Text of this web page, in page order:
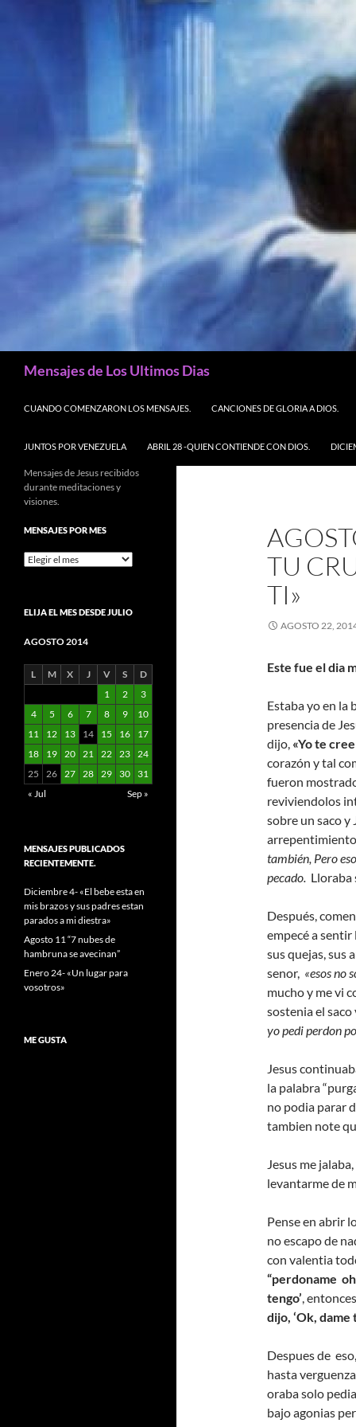
Mensajes de Los Ultimos Dias
CUANDO COMENZARON LOS MENSAJES.
CANCIONES DE GLORIA A DIOS.
JUNTOS POR VENEZUELA ABRIL 28 -QUIEN CONTIENDE CON DIOS.
TU
TI»
AGOSTO 22,
Este fue el dia
Estaba yo en la
presencia de
dijo, «Yo te
corazón y tal
fueron
reviviendolos
sobre un saco y
también, Pero
pecado. Lloraba
Después,
empecé a
sus quejas, sus
senor, «esos no
mucho y me vi
sostenia el
yo pedi perdon
Jesus
la palabra
no podia parar
tambien note
Jesus me jalaba,
levantarme de
Pense en abrir
no escapo de
con valentia
“perdoname
tengo’,
dijo, ‘Ok,
Despues de
hasta
oraba solo
bajo agonias
Mensajes de Jesus recibidos
durante meditaciones y
visiones.
MENSAJES POR MES
Mensajes
ELIJA EL MES DESDE JULIO
AGOSTO 2014
L M X J V S
D
1
2
3
4
5 6 7 8 9
10
11
12 13 14 15 16
17
18
19 20 21 22 23 24
25
26 27 28 29 30
31
« Jul
Sep »
MENSAJES PUBLICADOS
RECIENTEMENTE.
Diciembre 4- «El bebe esta en
mis brazos y sus padres estan
parados a mi diestra»
Agosto 11 “7 nubes de
hambruna se avecinan”
Enero 24- «Un lugar para
vosotros»
ME GUSTA